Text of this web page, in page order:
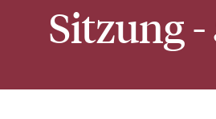
Sitzung -